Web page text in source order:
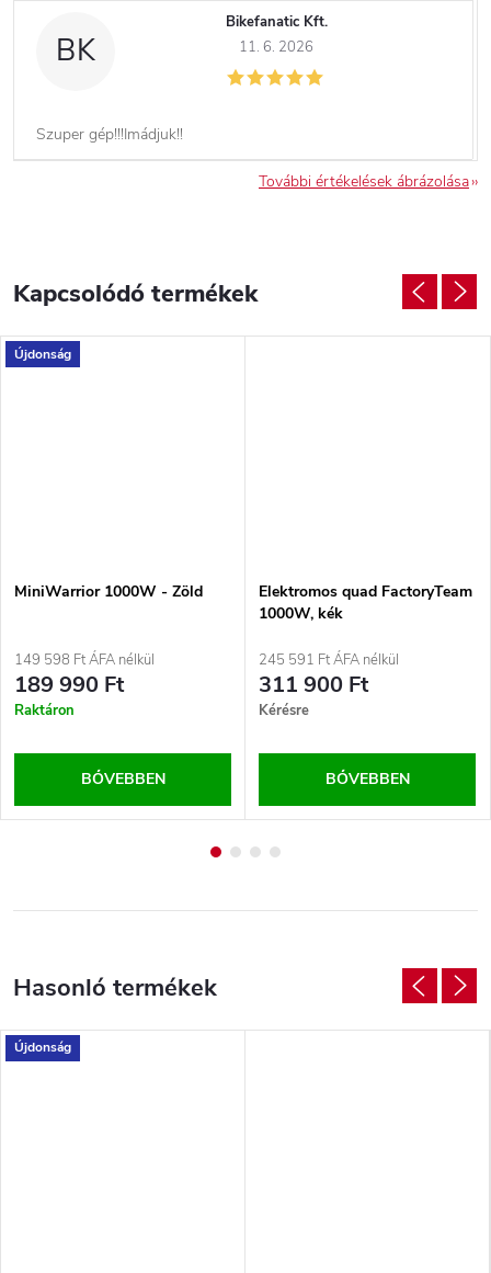
BK
Bikefanatic Kft.
11. 6. 2026
Szuper gép!!!Imádjuk!!
További értékelések ábrázolása
Kapcsolódó termékek
Újdonság
MiniWarrior 1000W - Zöld
149 598 Ft ÁFA nélkül
189 990 Ft
Raktáron
BŐVEBBEN
Elektromos quad FactoryTeam
1000W, kék
245 591 Ft ÁFA nélkül
311 900 Ft
Kérésre
BŐVEBBEN
Újdonság